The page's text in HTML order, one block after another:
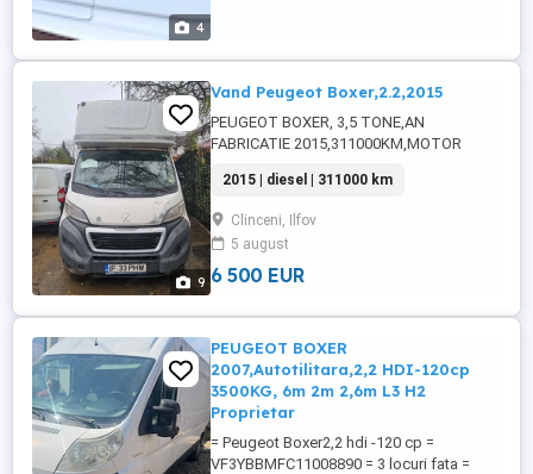
4
9
Vand Peugeot Boxer,2.2,2015
PEUGEOT BOXER, 3,5 TONE,AN
FABRICATIE 2015,311000KM,MOTOR
ELECTRICE,INCHIDERE
CENTRALIZATA,RADIO
CD,TEMPOMAT,CABINA
DORMIT,WEBASTOS,PRELATA
NOUA,ARCURI SPATE
PALETI,
2015 | diesel | 311000 km
Clinceni, Ilfov
5 august
6 500 EUR
PEUGEOT BOXER
2007,Autotilitara,2,2 HDI-120cp
3500KG, 6m 2m 2,6m L3 H2
Proprietar
= Peugeot Boxer2,2 hdi -120 cp =
VF3YBBMFC11008890 = 3 locuri fata =